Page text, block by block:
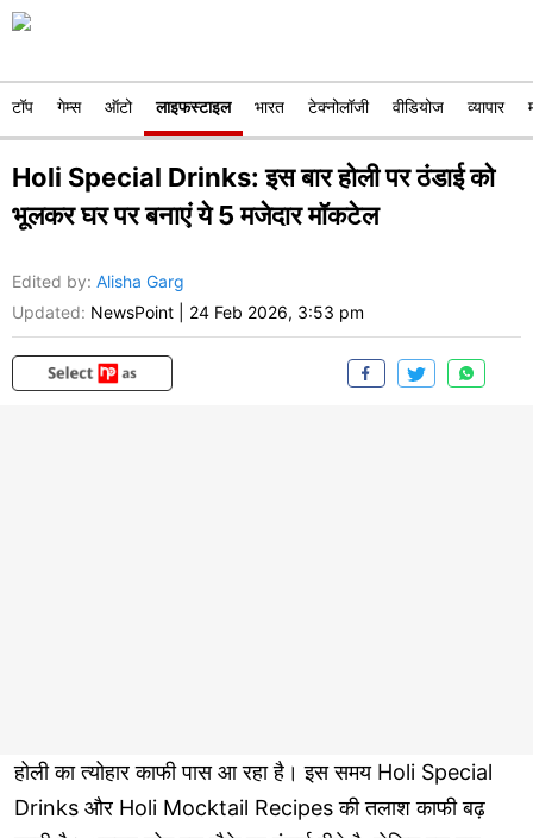
टॉप गेम्स ऑटो लाइफस्टाइल भारत टेक्नोलॉजी वीडियोज व्यापार
Holi Special Drinks: इस बार होली पर ठंडाई को
भूलकर घर पर बनाएं ये 5 मजेदार मॉकटेल
Edited by: Alisha Garg
Updated: NewsPoint 24 Feb 2026, 3:53 pm
होली का त्योहार काफी पास आ रहा है। इस समय Holi Special
Drinks और Holi Mocktail Recipes की तलाश काफी बढ़